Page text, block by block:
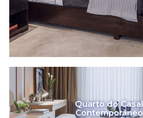
Quarto do Casal
Contemporâneo